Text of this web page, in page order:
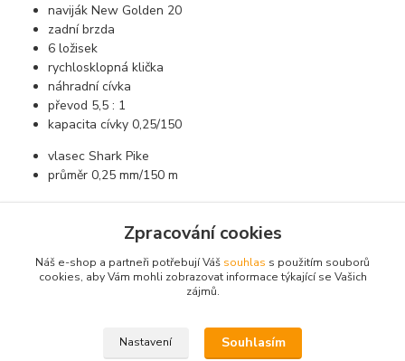
naviják New Golden 20
zadní brzda
6 ložisek
rychlosklopná klička
náhradní cívka
převod 5,5 : 1
kapacita cívky 0,25/150
vlasec Shark Pike
průměr 0,25 mm/150 m
Zboží zařazeno v kategoriích
Akční sety
Zpracování cookies
Náš e-shop a partneři potřebují Váš souhlas s použitím souborů
cookies, aby Vám mohli zobrazovat informace týkající se Vašich
zájmů.
Nastavení Souhlasím